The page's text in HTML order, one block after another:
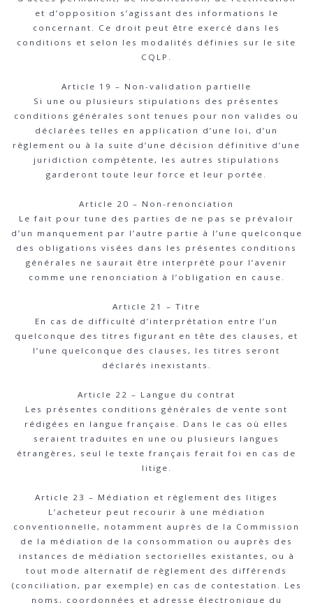
et d’opposition s’agissant des informations le
concernant. Ce droit peut être exercé dans les
conditions et selon les modalités définies sur le site
CQLP.
Article 19 – Non-validation partielle
Si une ou plusieurs stipulations des présentes
conditions générales sont tenues pour non valides ou
déclarées telles en application d’une loi, d’un
règlement ou à la suite d’une décision définitive d’une
juridiction compétente, les autres stipulations
garderont toute leur force et leur portée.
Article 20 – Non-renonciation
Le fait pour tune des parties de ne pas se prévaloir
d’un manquement par l’autre partie à l’une quelconque
des obligations visées dans les présentes conditions
générales ne saurait être interprété pour l’avenir
comme une renonciation à l’obligation en cause.
Article 21 – Titre
En cas de difficulté d’interprétation entre l’un
quelconque des titres figurant en tête des clauses, et
l’une quelconque des clauses, les titres seront
déclarés inexistants.
Article 22 – Langue du contrat
Les présentes conditions générales de vente sont
rédigées en langue française. Dans le cas où elles
seraient traduites en une ou plusieurs langues
étrangères, seul le texte français ferait foi en cas de
litige.
Article 23 – Médiation et règlement des litiges
L’acheteur peut recourir à une médiation
conventionnelle, notamment auprès de la Commission
de la médiation de la consommation ou auprès des
instances de médiation sectorielles existantes, ou à
tout mode alternatif de règlement des différends
(conciliation, par exemple) en cas de contestation. Les
noms, coordonnées et adresse électronique du